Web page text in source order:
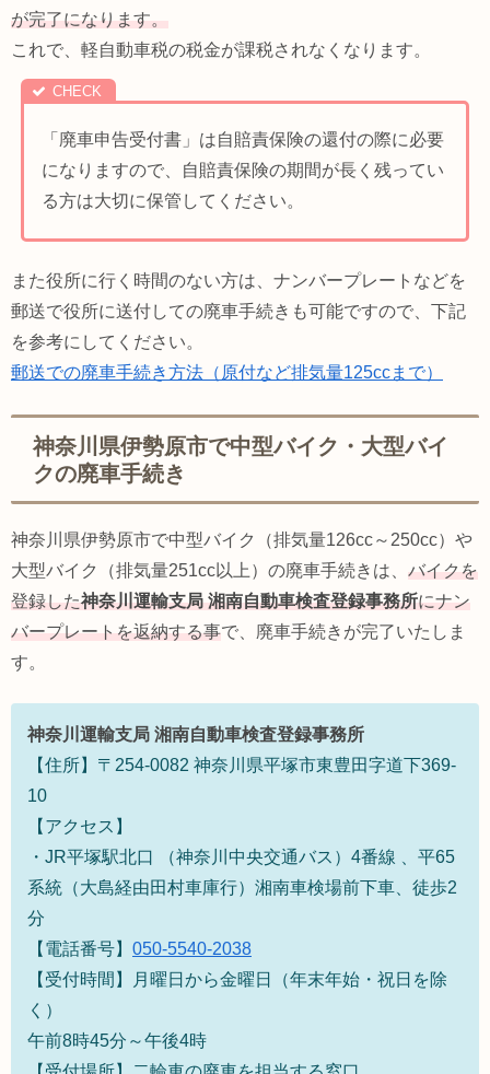
が完了になります。
これで、軽自動車税の税金が課税されなくなります。
「廃車申告受付書」は自賠責保険の還付の際に必要
になりますので、自賠責保険の期間が長く残ってい
る方は大切に保管してください。
また役所に行く時間のない方は、ナンバープレートなどを
郵送で役所に送付しての廃車手続きも可能ですので、下記
を参考にしてください。
郵送での廃車手続き方法（原付など排気量125ccまで）
神奈川県伊勢原市で中型バイク・大型バイ
クの廃車手続き
神奈川県伊勢原市で中型バイク（排気量126cc～250cc）や
大型バイク（排気量251cc以上）の廃車手続きは、 バイクを
登録した神奈川運輸支局湘南自動車検査登録事務所にナン
バープレートを返納する事で、廃車手続きが完了いたしま
す。
神奈川運輸支局 湘南自動車検査登録事務所
【住所】〒254-0082 神奈川県平塚市東豊田字道下369-
10
【アクセス】
・ JR平塚駅北口 （神奈川中央交通バス）4番線 、平65
系統（大島経由田村車庫行）湘南車検場前下車、徒歩2
分
【電話番号】 050-5540-2038
【受付時間】月曜日から金曜日（年末年始・祝日を除
く）
午前8時45分～午後4時